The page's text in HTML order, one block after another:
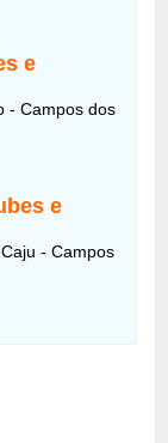
e
- Campos dos
e
- Campos